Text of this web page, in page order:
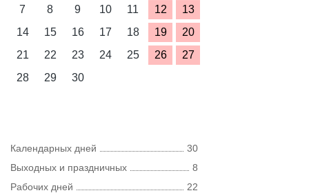
7
8 9 10 11 12
13
14
15 16 17 18 19
20
21
22 23 24 25 26
27
28
29 30
Календарных дней
30
Выходных и праздничных
8
Рабочих дней
22